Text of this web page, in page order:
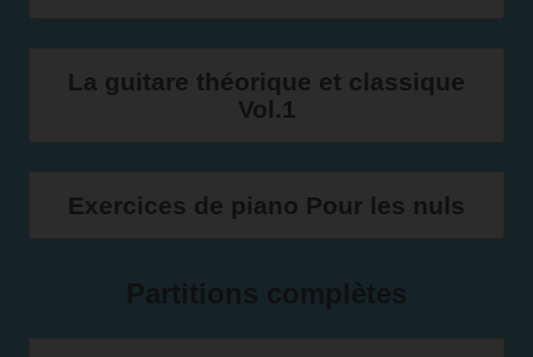
La guitare théorique et classique
Vol.1
Exercices de piano Pour les nuls